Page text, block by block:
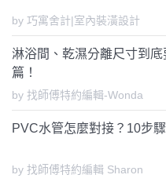
by 巧寓舍計|室內裝潢設計
淋浴間、乾濕分離尺寸到
篇！
by 找師傅特約編輯-Wonda
PVC水管怎麼對接？10步
by 找師傅特約編輯 Sharon